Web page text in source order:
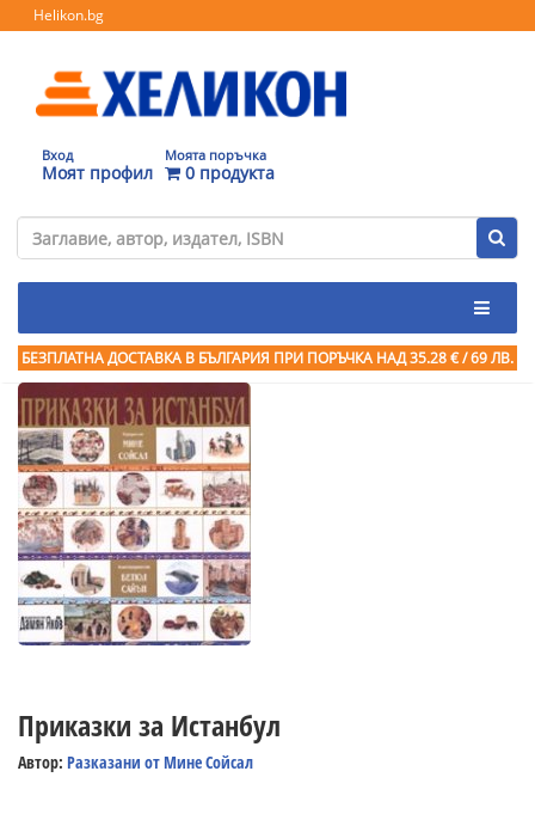
Helikon.bg
Вход
Моят профил
Моята поръчка
0 продукта
БЕЗПЛАТНА ДОСТАВКА В БЪЛГАРИЯ ПРИ ПОРЪЧКА НАД 35.28 € / 69 ЛВ.
Приказки за Истанбул
Автор: Разказани от Мине Сойсал